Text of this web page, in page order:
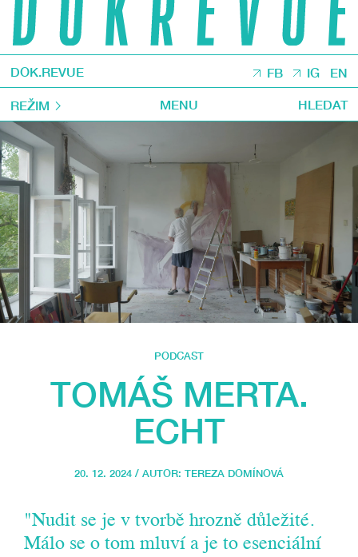
DOK.REVUE FB IG EN
REŽIM MENU HLEDAT
PODCAST
TOMÁŠ MERTA.
ECHT
20. 12. 2024 / AUTOR: TEREZA DOMÍNOVÁ
"Nudit se je v tvorbě hrozně důležité.
Málo se o tom mluví a je to esenciální